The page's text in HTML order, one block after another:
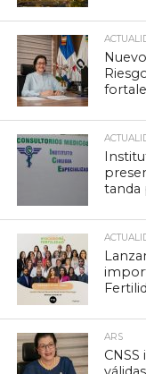
tanda
ARS